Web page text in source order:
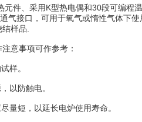
件、采用K型热电偶和30段可编程
气接口，可用于氧气或惰性气体下
样品.
意事项可作参考：
样。
以防触电。
短，以延长电炉使用寿命。